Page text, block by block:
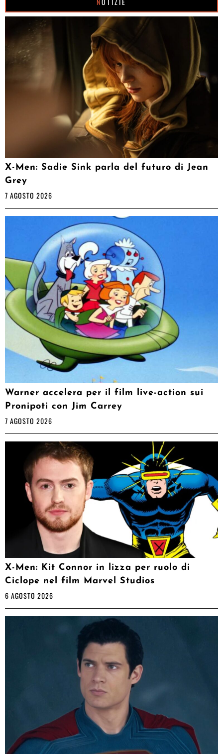
X-Men: Sadie Sink parla del futuro di Jean
Grey
7 AGOSTO 2026
Warner accelera per il film live-action sui
Pronipoti con Jim Carrey
7 AGOSTO 2026
X-Men: Kit Connor in lizza per ruolo di
Ciclope nel film Marvel Studios
6 AGOSTO 2026